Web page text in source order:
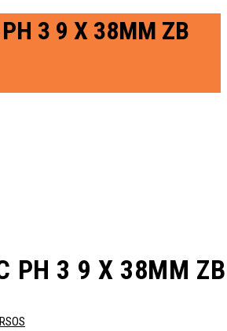
3 9 X 38MM ZB
PH 3 9 X 38MM ZB